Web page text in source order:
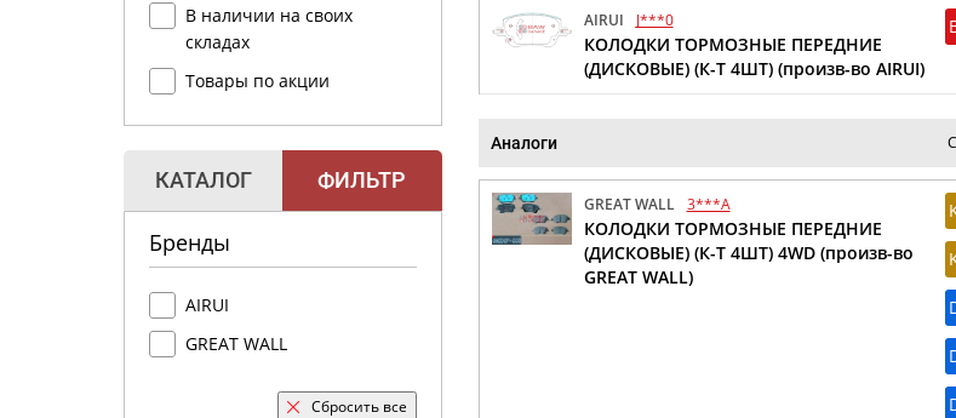
В наличии на своих
складах
Товары по акции
КАТАЛОГ ФИЛЬТР
Бренды
AIRUI
GREAT WALL
Сбросить все
AIRUI J***0
КОЛОДКИ ТОРМОЗНЫЕ ПЕРЕДНИЕ
(ДИСКОВЫЕ) (К-Т 4ШТ) (произв-во AIRUI)
Аналоги
GREAT WALL 3***A
КОЛОДКИ ТОРМОЗНЫЕ ПЕРЕДНИЕ
(ДИСКОВЫЕ) (К-Т 4ШТ) 4WD (произв-во
GREAT WALL)